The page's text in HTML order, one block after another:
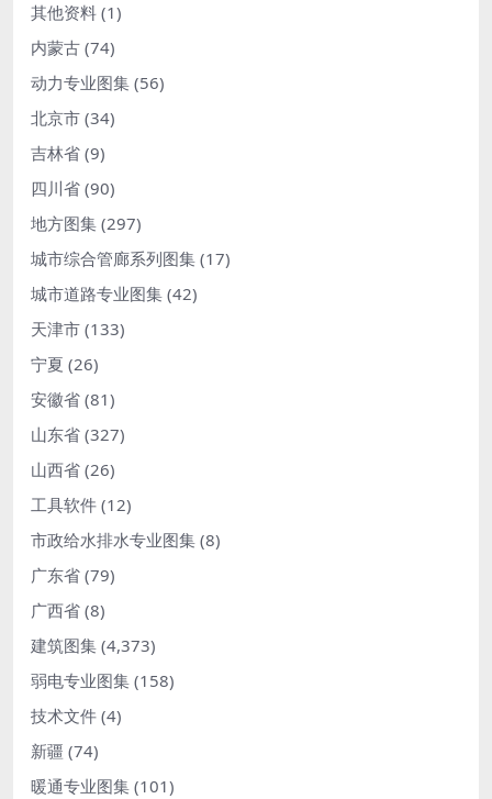
其他资料 (1)
内蒙古 (74)
动力专业图集 (56)
北京市 (34)
吉林省 (9)
四川省 (90)
地方图集 (297)
城市综合管廊系列图集 (17)
城市道路专业图集 (42)
天津市 (133)
宁夏 (26)
安徽省 (81)
山东省 (327)
山西省 (26)
工具软件 (12)
市政给水排水专业图集 (8)
广东省 (79)
广西省 (8)
建筑图集 (4,373)
弱电专业图集 (158)
技术文件 (4)
新疆 (74)
暖通专业图集 (101)